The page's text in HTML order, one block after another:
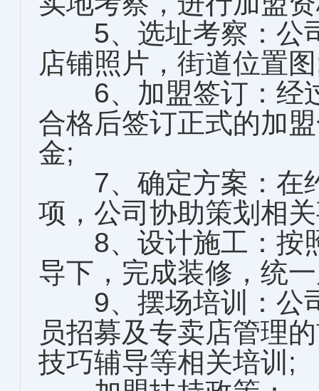
5、选址考察：公
店铺照片，街道位置
6、加盟签订：经
合格后签订正式的加
金;
7、确定方案：在
项，公司协助策划相
8、设计施工：按
导下，完成装修，统
9、摆场培训：公
员招募及专卖店管理
技巧辅导等相关培训;